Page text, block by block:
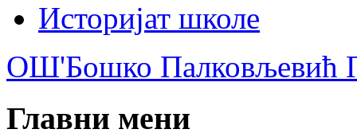
Историјат школе
ОШ'Бошко Палковљевић
Главни мени